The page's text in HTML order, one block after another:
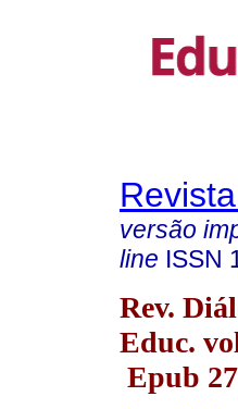
versão
line ISSN
Rev.
Educ.
Epub